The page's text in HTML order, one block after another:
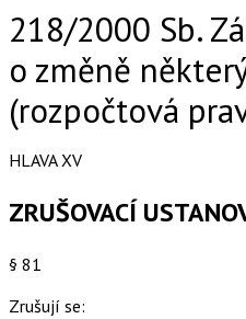
218/2000 Sb.
o změně
(rozpočtová
HLAVA XV
ZRUŠOVACÍ
§ 81
Zrušují se: